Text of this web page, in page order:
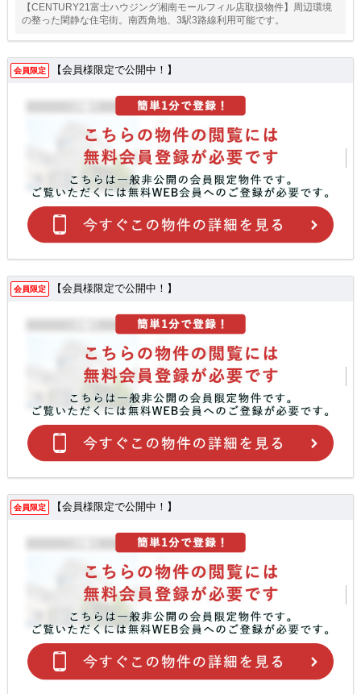
【CENTURY21富士ハウジング湘南モールフィル店取扱物件】周辺環境
の整った閑静な住宅街。南西角地、3駅3路線利用可能です。
会員限定 【会員様限定で公開中！】
会員限定 【会員様限定で公開中！】
会員限定 【会員様限定で公開中！】